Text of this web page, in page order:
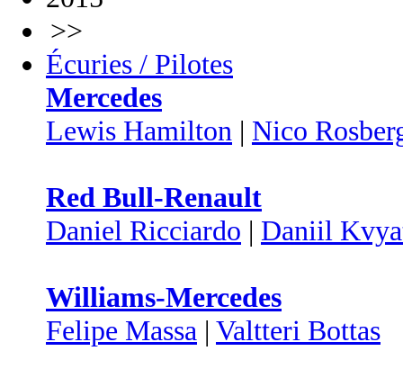
>>
Écuries / Pilotes
Mercedes
Lewis Hamilton | Nico
Red Bull-Renault
Daniel Ricciardo | Daniil
Williams-Mercedes
Felipe Massa | Valtteri Bottas